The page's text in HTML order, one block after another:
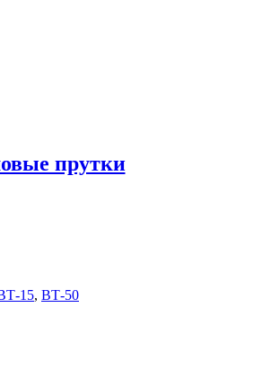
прутки
15, ВТ-50